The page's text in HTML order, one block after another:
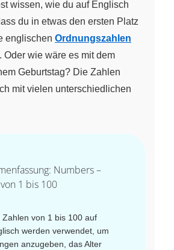
wissen, wie du auf Englisch
du in etwas den ersten Platz
englischen Ordnungszahlen
Oder wie wäre es mit dem
Geburtstag? Die Zahlen
mit vielen unterschiedlichen
Numbers –
1 bis 100
Zahlen von 1 bis 100 auf
werden verwendet, um
anzugeben, das Alter